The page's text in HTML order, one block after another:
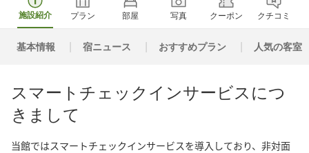
施設紹介 プラン 部屋 写真 クーポン クチコミ
基本情報 宿ニュース おすすめプラン 人気の客室
スマートチェックインサービスにつ
きまして
当館ではスマートチェックインサービスを導入しており、非対面